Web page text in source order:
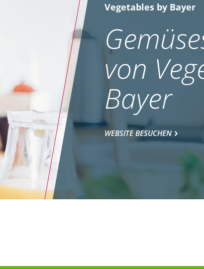
Vegetables by Bayer
von
Bayer
WEBSITE BESUCHEN